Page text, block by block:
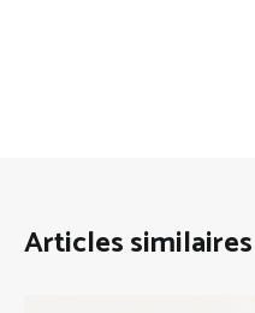
Articles similaires